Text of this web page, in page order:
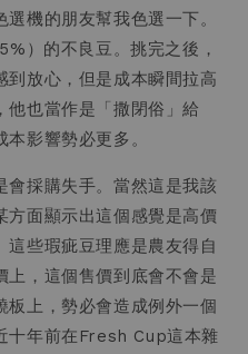
機的朋友幫我色選一下。
）的不良豆。挑完之後，
到放心，但是成本瞬間拉高
他也當作是「撒閉俗」給
影響勢必更多。
會採購失手。當然這是我該
方面顯示出這個感覺是高價
些瑕疵豆理應是農友得自
上，這個售價到底會不會是
板上，勢必會造成例外一個
十年前在Fresh Cup這本雜